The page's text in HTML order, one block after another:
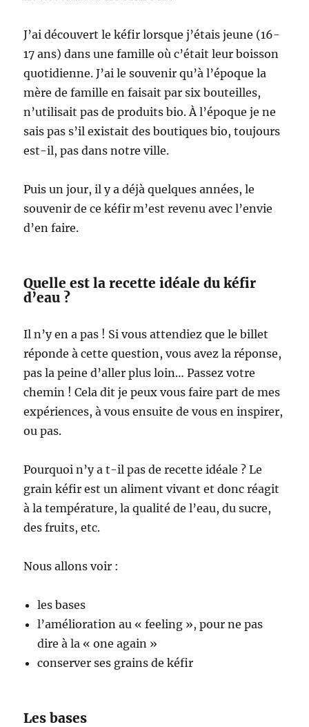
J’ai découvert le kéfir lorsque j’étais jeune (16-
17 ans) dans une famille où c’était leur boisson
quotidienne. J’ai le souvenir qu’à l’époque la
mère de famille en faisait par six bouteilles,
n’utilisait pas de produits bio. À l’époque je ne
sais pas s’il existait des boutiques bio, toujours
est-il, pas dans notre ville.
Puis un jour, il y a déjà quelques années, le
souvenir de ce kéfir m’est revenu avec l’envie
d’en faire.
Quelle est la recette idéale du kéfir
d’eau ?
Il n’y en a pas ! Si vous attendiez que le billet
réponde à cette question, vous avez la réponse,
pas la peine d’aller plus loin… Passez votre
chemin ! Cela dit je peux vous faire part de mes
expériences, à vous ensuite de vous en inspirer,
ou pas.
Pourquoi n’y a t-il pas de recette idéale ? Le
grain kéfir est un aliment vivant et donc réagit
à la température, la qualité de l’eau, du sucre,
des fruits, etc.
Nous allons voir :
les bases
l’amélioration au « feeling », pour ne pas
dire à la « one again »
conserver ses grains de kéfir
Les bases